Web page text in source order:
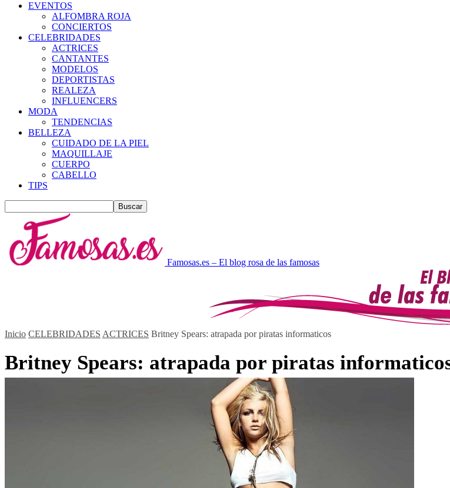
EVENTOS
ALFOMBRA ROJA
CONCIERTOS
CELEBRIDADES
ACTRICES
CANTANTES
MODELOS
DEPORTISTAS
REALEZA
INFLUENCERS
MODA
TENDENCIAS
BELLEZA
CUIDADO DE LA PIEL
MAQUILLAJE
CUERPO
CABELLO
TIPS
Famosas.es – El blog rosa de las famosas
Inicio CELEBRIDADES ACTRICES Britney Spears: atrapada por piratas informaticos
Britney Spears: atrapada por piratas